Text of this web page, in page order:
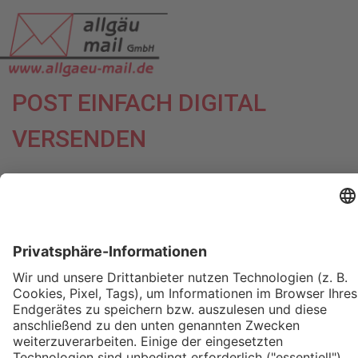
POST EINFACH DIGITAL
VERSENDEN
WAS IST WWW.ALLGAEU-
MAIL.DIGITAL?
LEISTUNGEN
PREISLISTE